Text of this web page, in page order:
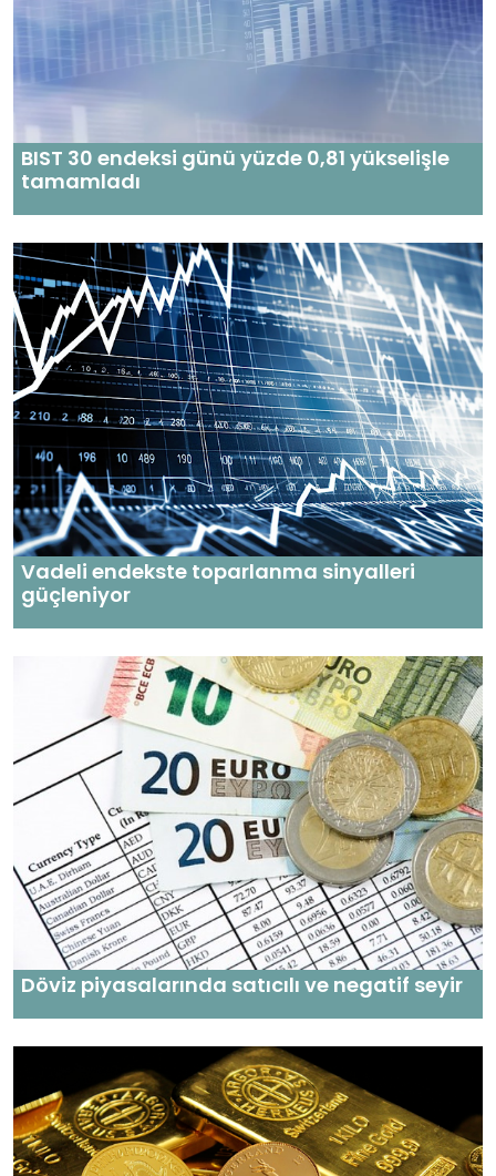
BIST 30 endeksi günü yüzde 0,81 yükselişle
tamamladı
Vadeli endekste toparlanma sinyalleri
güçleniyor
Döviz piyasalarında satıcılı ve negatif seyir